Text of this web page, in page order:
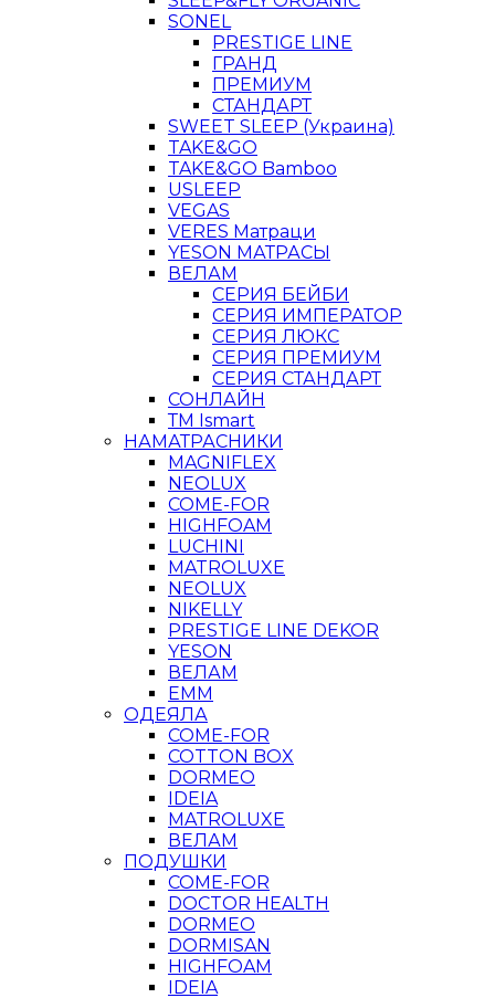
SONEL
PRESTIGE LINE
ГРАНД
ПРЕМИУМ
СТАНДАРТ
SWEET SLEEP (Украина)
TAKE&GO
TAKE&GO Bamboo
USLEEP
VEGAS
VERES Матраци
YESON МАТРАСЫ
ВЕЛАМ
СЕРИЯ БЕЙБИ
СЕРИЯ ИМПЕРАТОР
СЕРИЯ ЛЮКС
СЕРИЯ ПРЕМИУМ
СЕРИЯ СТАНДАРТ
СОНЛАЙН
ТМ Ismart
НАМАТРАСНИКИ
MAGNIFLEX
NEOLUX
COME-FOR
HIGHFOAM
LUCHINI
MATROLUXE
NEOLUX
NIKELLY
PRESTIGE LINE DEKOR
YESON
ВЕЛАМ
ЕММ
ОДЕЯЛА
COME-FOR
COTTON BOX
DORMEO
IDEIA
MATROLUXE
ВЕЛАМ
ПОДУШКИ
COME-FOR
DOCTOR HEALTH
DORMEO
DORMISAN
HIGHFOAM
IDEIA